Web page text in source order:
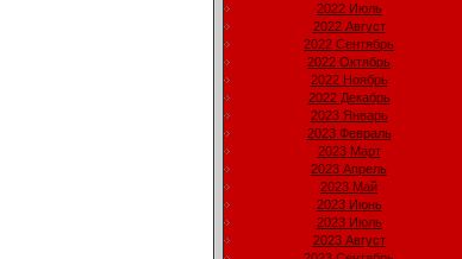
2022 Июль
2022 Август
2022 Сентябрь
2022 Октябрь
2022 Ноябрь
2022 Декабрь
2023 Январь
2023 Февраль
2023 Март
2023 Апрель
2023 Май
2023 Июнь
2023 Июль
2023 Август